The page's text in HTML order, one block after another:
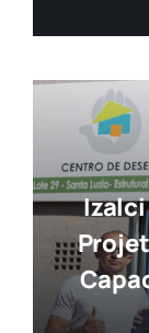
Izalci